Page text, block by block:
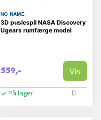
NO NAME
3D puslespil NASA Discovery
Ugears rumfærge model
559,- Vis
På lager